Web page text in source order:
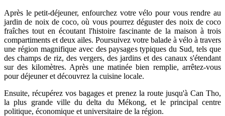
Après le petit-déjeuner, enfourchez votre vélo pour vous rendre au
jardin de noix de coco, où vous pourrez déguster des noix de coco
fraîches tout en écoutant l'histoire fascinante de la maison à trois
compartiments et deux ailes. Poursuivez votre balade à vélo à travers
une région magnifique avec des paysages typiques du Sud, tels que
des champs de riz, des vergers, des jardins et des canaux s'étendant
sur des kilomètres. Après une matinée bien remplie, arrêtez-vous
pour déjeuner et découvrez la cuisine locale.
Ensuite, récupérez vos bagages et prenez la route jusqu'à Can Tho,
la plus grande ville du delta du Mékong, et le principal centre
politique, économique et universitaire de la région.